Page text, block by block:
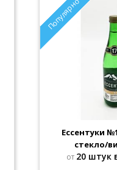
Популярно
Ессентуки
стекло/
от 20 штук